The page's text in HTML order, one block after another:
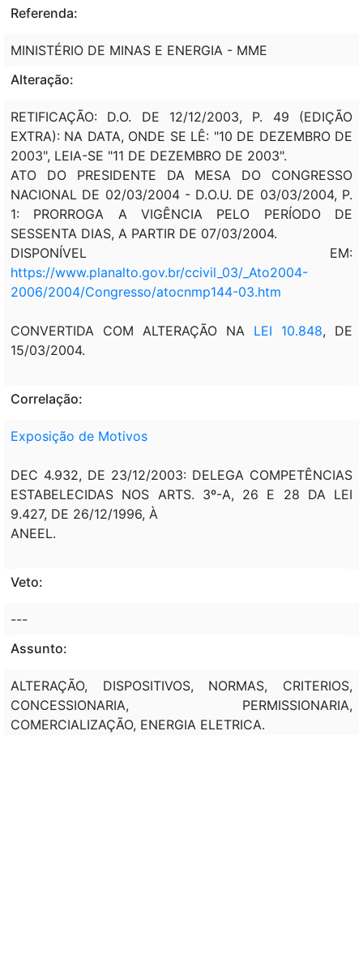
Referenda:
MINISTÉRIO DE MINAS E ENERGIA - MME
Alteração:
RETIFICAÇÃO: D.O. DE 12/12/2003, P. 49 (EDIÇÃO
EXTRA): NA DATA, ONDE SE LÊ: "10 DE DEZEMBRO DE
2003", LEIA-SE "11 DE DEZEMBRO DE 2003".
ATO DO PRESIDENTE DA MESA DO CONGRESSO
NACIONAL DE 02/03/2004 - D.O.U. DE 03/03/2004, P.
1: PRORROGA A VIGÊNCIA PELO PERÍODO DE
SESSENTA DIAS, A PARTIR DE 07/03/2004.
DISPONÍVEL EM:
https://www.planalto.gov.br/ccivil_03/_Ato2004-
2006/2004/Congresso/atocnmp144-03.htm
CONVERTIDA COM ALTERAÇÃO NA LEI 10.848, DE
15/03/2004.
Correlação:
Exposição de Motivos
DEC 4.932, DE 23/12/2003: DELEGA COMPETÊNCIAS
ESTABELECIDAS NOS ARTS. 3º-A, 26 E 28 DA LEI
9.427, DE 26/12/1996, À
ANEEL.
Veto:
---
Assunto:
ALTERAÇÃO, DISPOSITIVOS, NORMAS, CRITERIOS,
CONCESSIONARIA, PERMISSIONARIA,
COMERCIALIZAÇÃO, ENERGIA ELETRICA.